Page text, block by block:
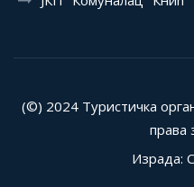
(©) 2024 Туристичка
права
Израда: